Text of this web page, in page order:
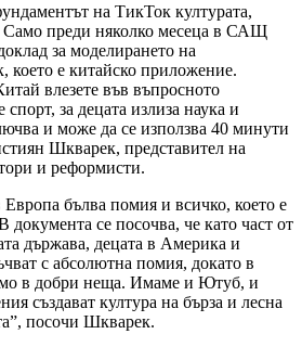
на ТикТок културата,
Само преди няколко месеца в САЩ
за моделирането на
което е китайско приложение.
влезете във въпросното
за децата излиза наука и
и може да се използва 40 минути
Шкварек, представител на
и реформисти.
бълва помия и всичко, което е
се посочва, че като част от
държава, децата в Америка и
с абсолютна помия, докато в
в добри неща. Имаме и Ютуб, и
създават култура на бърза и лесна
посочи Шкварек.